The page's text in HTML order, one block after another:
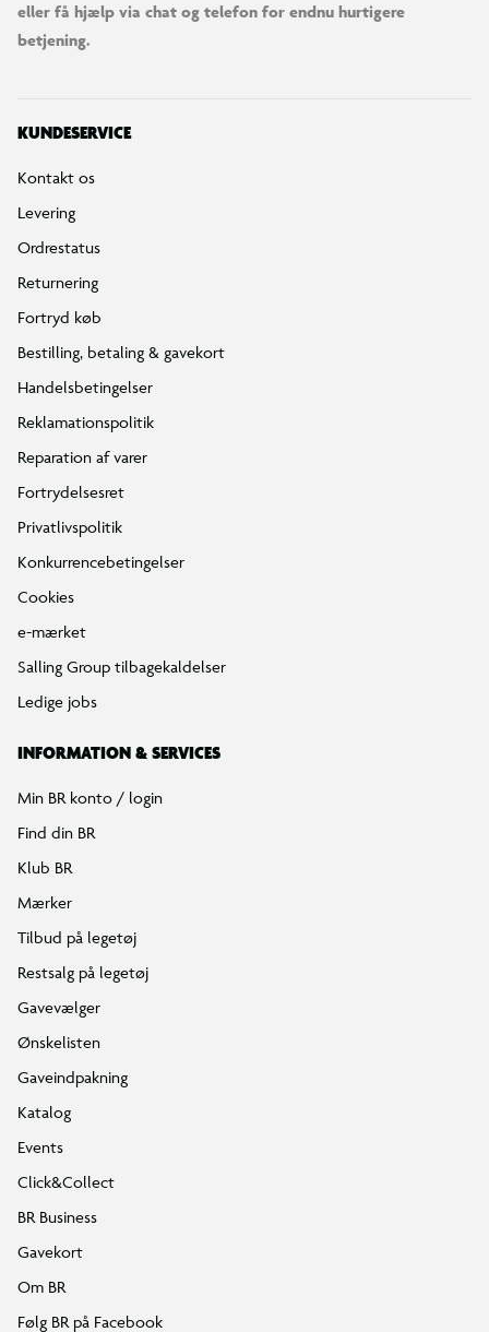
eller få hjælp via chat og telefon for endnu hurtigere
betjening.
KUNDESERVICE
Kontakt os
Levering
Ordrestatus
Returnering
Fortryd køb
Bestilling, betaling & gavekort
Handelsbetingelser
Reklamationspolitik
Reparation af varer
Fortrydelsesret
Privatlivspolitik
Konkurrencebetingelser
Cookies
e-mærket
Salling Group tilbagekaldelser
Ledige jobs
INFORMATION & SERVICES
Min BR konto / login
Find din BR
Klub BR
Mærker
Tilbud på legetøj
Restsalg på legetøj
Gavevælger
Ønskelisten
Gaveindpakning
Katalog
Events
Click&Collect
BR Business
Gavekort
Om BR
Følg BR på Facebook